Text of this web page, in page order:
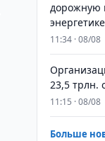
дорожную
энергетике
11:34 · 08/08
23,5 трлн.
11:15 · 08/08
Больше